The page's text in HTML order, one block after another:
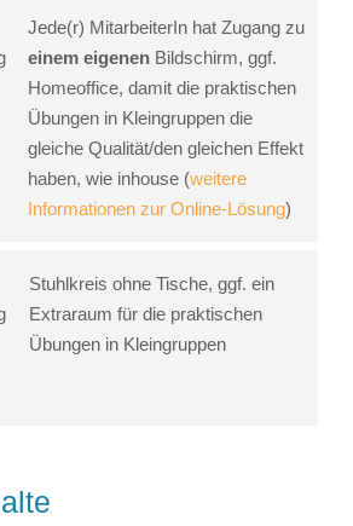
Jede(r) MitarbeiterIn hat Zugang zu
einem eigenen Bildschirm, ggf.
Homeoffice, damit die praktischen
Übungen in Kleingruppen die
gleiche Qualität/den gleichen Effekt
haben, wie inhouse (weitere
Informationen zur Online-Lösung)
Stuhlkreis ohne Tische, ggf. ein
Extraraum für die praktischen
Übungen in Kleingruppen